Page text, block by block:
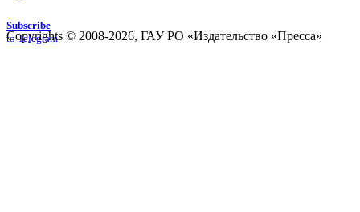
Subscribe
to Telegram
Copyrights © 2008-2026, ГАУ РО «Издательство «Пресса»